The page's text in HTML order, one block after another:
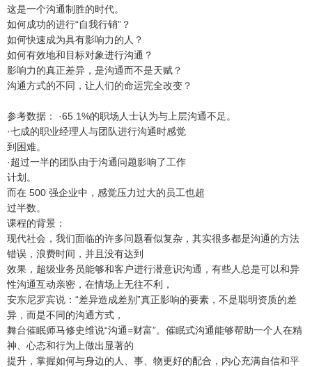
这是一个沟通制胜的时代。
如何成功的进行“自我行销”？
如何快速成为具有影响力的人？
如何有效地和目标对象进行沟通？
影响力的真正差异，是沟通而不是天赋？
沟通方式的不同，让人们的命运完全改变？
参考数据： ·65.1%的职场人士认为与上层沟通不足。
·七成的职业经理人与团队进行沟通时感觉
到困难。
·超过一半的团队由于沟通问题影响了工作
计划。
而在 500 强企业中，感觉压力过大的员工也超
过半数。
课程的背景：
现代社会，我们面临的许多问题看似复杂，其实很多都是沟通的方法
错误，浪费时间，并且没有达到
效果，超级业务员能够和客户进行潜意识沟通，有些人总是可以和异
性沟通互动亲密，在情场上无往不利，
安东尼罗宾说：“差异造成差别”真正影响的要素，不是聪明资质的差
异，而是不同的沟通方式，
舞台催眠师马修史维说“沟通=财富”。催眠式沟通能够帮助一个人在精
神、心态和行为上做出显著的
提升，掌握如何与身边的人、事、物更好的配合，内心充满自信和平